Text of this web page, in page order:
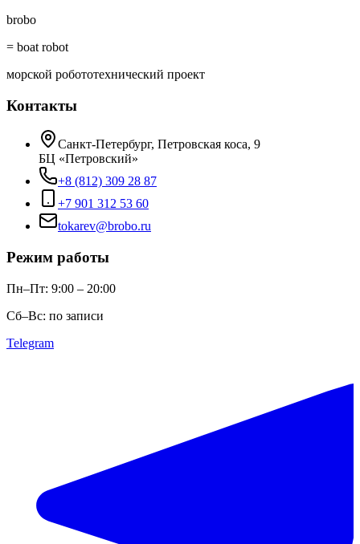
brobo
= boat robot
морской робототехнический проект
Контакты
Санкт-Петербург, Петровская коса, 9
БЦ «Петровский»
+8 (812) 309 28 87
+7 901 312 53 60
tokarev@brobo.ru
Режим работы
Пн–Пт: 9:00 – 20:00
Сб–Вс: по записи
Telegram